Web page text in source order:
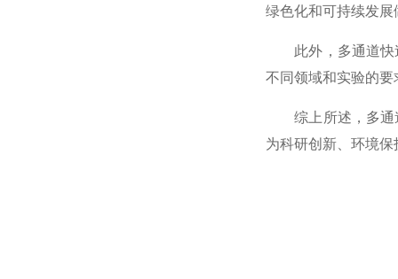
绿色化和可持续发展
此外，多通道快速
不同领域和实验的
综上所述，多通道
为科研创新、环境